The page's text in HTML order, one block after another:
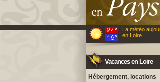
La météo
en Loire
Vacances en Loire
Hébergement, locations